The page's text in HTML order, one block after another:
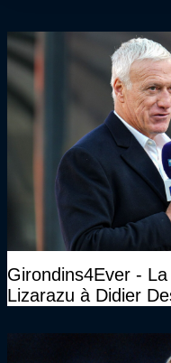
Girondins4Ever -
Lizarazu à Didier